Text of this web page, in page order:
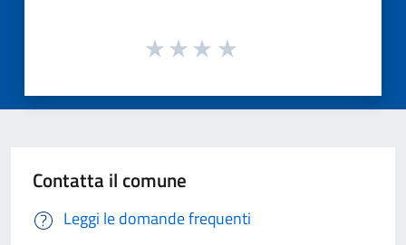
Contatta il comune
Leggi le domande frequenti